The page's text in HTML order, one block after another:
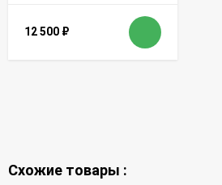
12 500 ₽
Схожие товары :